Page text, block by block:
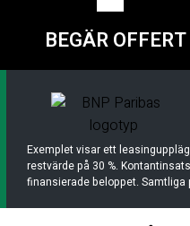
BEGÄR OFFERT
Exemplet visar ett
restvärde på 30 %.
finansierade beloppet.